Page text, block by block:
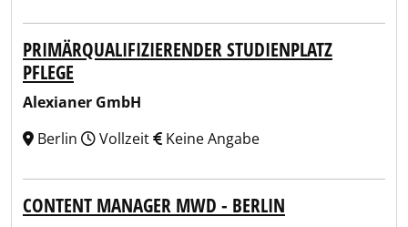
PRIMÄRQUALIFIZIERENDER STUDIENPLATZ
PFLEGE
Alexianer GmbH
Berlin
Vollzeit Keine Angabe
CONTENT MANAGER MWD - BERLIN